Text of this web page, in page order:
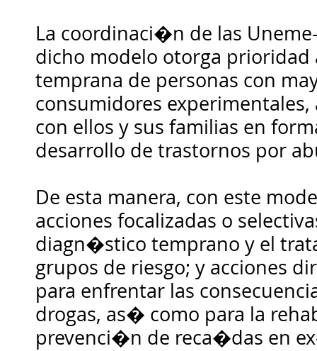
La coordinaci�n de las
dicho modelo otorga
temprana de personas con
consumidores
con ellos y sus familias en
desarrollo de trastornos por
De esta manera, con este
acciones focalizadas o
diagn�stico temprano y el
grupos de riesgo; y acciones
para enfrentar las
drogas, as� como para la
prevenci�n de reca�das en